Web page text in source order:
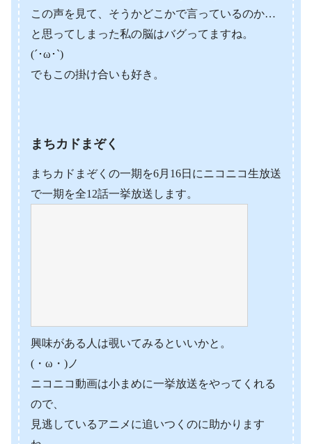
この声を見て、そうかどこかで言っているのか…
と思ってしまった私の脳はバグってますね。
(´･ω･`)
でもこの掛け合いも好き。
まちカドまぞく
まちカドまぞくの一期を6月16日にニコニコ生放送
で一期を全12話一挙放送します。
興味がある人は覗いてみるといいかと。
(・ω・)ノ
ニコニコ動画は小まめに一挙放送をやってくれる
ので、
見逃しているアニメに追いつくのに助かります